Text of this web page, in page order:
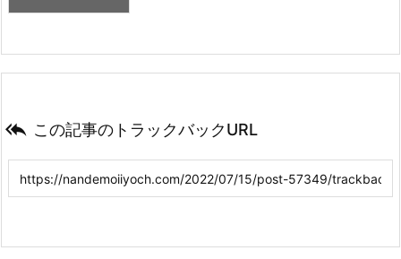
 この記事のトラックバックURL